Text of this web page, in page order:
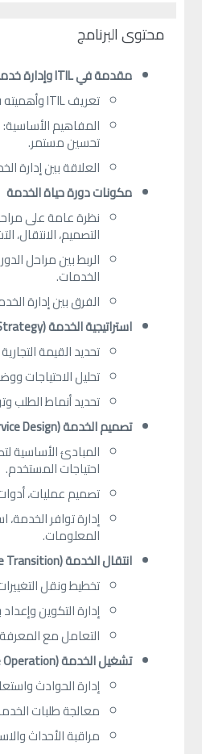
محتوى البرنامج
مقدمة في ITIL وإدارة خدمات تقنية المعلومات
تعريف ITIL وأهميته في بيئة الأعمال الحديثة.
المفاهيم الأساسية:
تحسين مستمر.
العلاقة بين إدارة
مكونات دورة حياة الخدمة
نظرة عامة على مراحل
التصميم، الانتقال،
الربط بين مراحل
الخدمات.
الفرق بين إدارة
استراتيجية الخدمة (Service Strategy)
تحديد القيمة
تحليل الاحتياجات
تحديد أنماط الطلب
تصميم الخدمة (Service Design)
المبادئ الأساسية
احتياجات المستخدم.
تصميم عمليات،
إدارة توافر الخدمة،
المعلومات.
انتقال الخدمة (Service Transition)
تخطيط ونقل
إدارة التكوين وإعداد
التعامل مع المعرفة
تشغيل الخدمة (Service Operation)
إدارة الحوادث
معالجة طلبات
مراقبة الأحداث